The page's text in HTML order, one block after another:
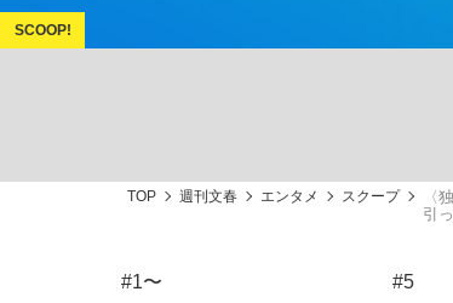
「敗因分析は一切聞かれなかっ
キングの誕生を、目撃せよ。
TOP 週刊文春 エンタメ スクープ
〈
引
#1〜 #5